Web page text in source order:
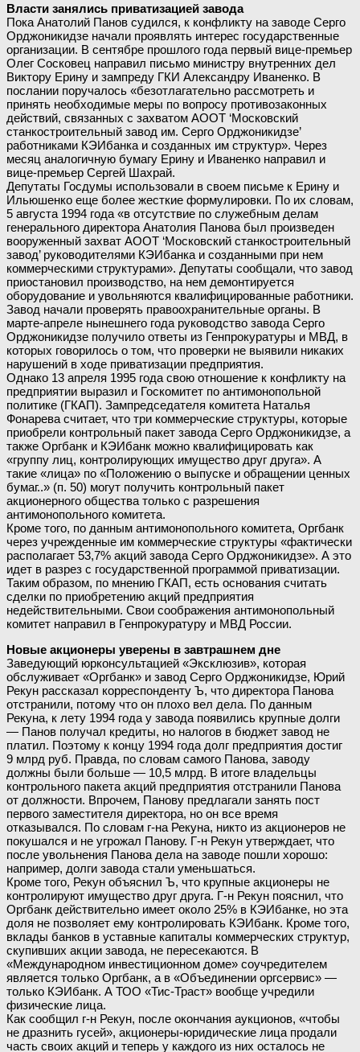
Власти занялись приватизацией завода
Пока Анатолий Панов судился, к конфликту на заводе Серго
Орджоникидзе начали проявлять интерес государственные
организации. В сентябре прошлого года первый вице-премьер
Олег Сосковец направил письмо министру внутренних дел
Виктору Ерину и зампреду ГКИ Александру Иваненко. В
послании поручалось «безотлагательно рассмотреть и
принять необходимые меры по вопросу противозаконных
действий, связанных с захватом АООТ ‘Московский
станкостроительный завод им. Серго Орджоникидзе’
работниками КЭИбанка и созданных им структур». Через
месяц аналогичную бумагу Ерину и Иваненко направил и
вице-премьер Сергей Шахрай.
Депутаты Госдумы использовали в своем письме к Ерину и
Ильюшенко еще более жесткие формулировки. По их словам,
5 августа 1994 года «в отсутствие по служебным делам
генерального директора Анатолия Панова был произведен
вооруженный захват АООТ ‘Московский станкостроительный
завод’ руководителями КЭИбанка и созданными при нем
коммерческими структурами». Депутаты сообщали, что завод
приостановил производство, на нем демонтируется
оборудование и увольняются квалифицированные работники.
Завод начали проверять правоохранительные органы. В
марте-апреле нынешнего года руководство завода Серго
Орджоникидзе получило ответы из Генпрокуратуры и МВД, в
которых говорилось о том, что проверки не выявили никаких
нарушений в ходе приватизации предприятия.
Однако 13 апреля 1995 года свою отношение к конфликту на
предприятии выразил и Госкомитет по антимонопольной
политике (ГКАП). Зампредседателя комитета Наталья
Фонарева считает, что три коммерческие структуры, которые
приобрели контрольный пакет завода Серго Орджоникидзе, а
также Оргбанк и КЭИбанк можно квалифицировать как
«группу лиц, контролирующих имущество друг друга». А
такие «лица» по «Положению о выпуске и обращении ценных
бумаг..» (п. 50) могут получить контрольный пакет
акционерного общества только с разрешения
антимонопольного комитета.
Кроме того, по данным антимонопольного комитета, Оргбанк
через учрежденные им коммерческие структуры «фактически
располагает 53,7% акций завода Серго Орджоникидзе». А это
идет в разрез с государственной программой приватизации.
Таким образом, по мнению ГКАП, есть основания считать
сделки по приобретению акций предприятия
недействительными. Свои соображения антимонопольный
комитет направил в Генпрокуратуру и МВД России.
Новые акционеры уверены в завтрашнем дне
Заведующий юрконсультацией «Эксклюзив», которая
обслуживает «Оргбанк» и завод Серго Орджоникидзе, Юрий
Рекун рассказал корреспонденту Ъ, что директора Панова
отстранили, потому что он плохо вел дела. По данным
Рекуна, к лету 1994 года у завода появились крупные долги
— Панов получал кредиты, но налогов в бюджет завод не
платил. Поэтому к концу 1994 года долг предприятия достиг
9 млрд руб. Правда, по словам самого Панова, заводу
должны были больше — 10,5 млрд. В итоге владельцы
контрольного пакета акций предприятия отстранили Панова
от должности. Впрочем, Панову предлагали занять пост
первого заместителя директора, но он все время
отказывался. По словам г-на Рекуна, никто из акционеров не
покушался и не угрожал Панову. Г-н Рекун утверждает, что
после увольнения Панова дела на заводе пошли хорошо:
например, долги завода стали уменьшаться.
Кроме того, Рекун объяснил Ъ, что крупные акционеры не
контролируют имущество друг друга. Г-н Рекун пояснил, что
Оргбанк действительно имеет около 25% в КЭИбанке, но эта
доля не позволяет ему контролировать КЭИбанк. Кроме того,
вклады банков в уставные капиталы коммерческих структур,
скупивших акции завода, не пересекаются. В
«Международном инвестиционном доме» соучредителем
является только Оргбанк, а в «Объединении оргсервис» —
только КЭИбанк. А ТОО «Тис-Траст» вообще учредили
физические лица.
Как сообщил г-н Рекун, после окончания аукционов, «чтобы
не дразнить гусей», акционеры-юридические лица продали
часть своих акций и теперь у каждого из них осталось не